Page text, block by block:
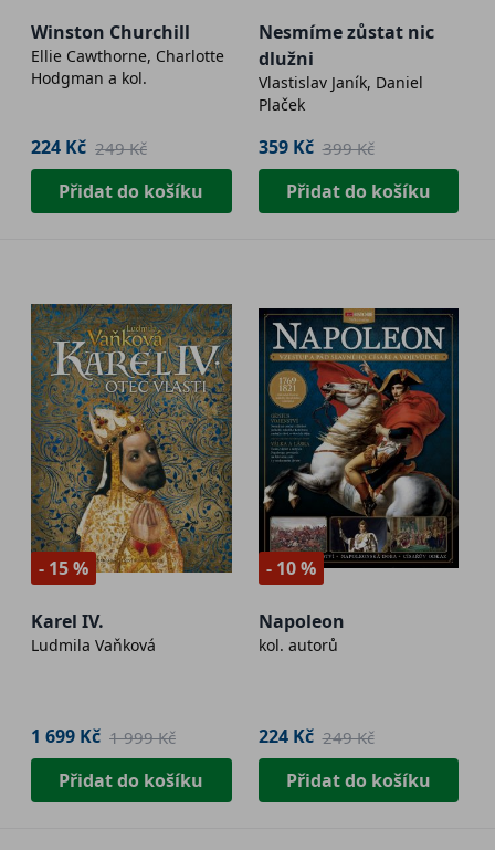
Winston Churchill
Ellie Cawthorne, Charlotte
Hodgman a kol.
224 Kč 249 Kč
Přidat do košíku
Nesmíme zůstat nic
dlužni
Vlastislav Janík, Daniel
Plaček
359 Kč 399 Kč
Přidat do košíku
- 15 %
Karel IV.
Ludmila Vaňková
1 699 Kč 1 999 Kč
Přidat do košíku
- 10 %
Napoleon
kol. autorů
224 Kč 249 Kč
Přidat do košíku